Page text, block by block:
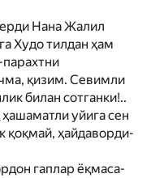
Нана Жалил
Худо тилдан ҳам
парахтни
қизим. Севимли
билан сотганки!..
уйига сен
қоқмай, ҳайдаворди-
гаплар ёқмаса-